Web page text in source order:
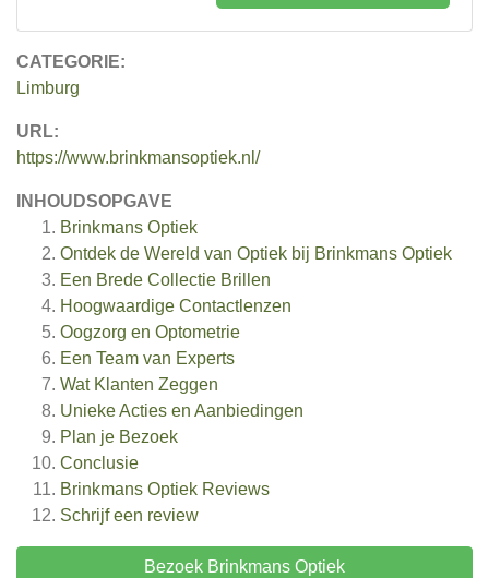
CATEGORIE:
Limburg
URL:
https://www.brinkmansoptiek.nl/
INHOUDSOPGAVE
Brinkmans Optiek
Ontdek de Wereld van Optiek bij Brinkmans Optiek
Een Brede Collectie Brillen
Hoogwaardige Contactlenzen
Oogzorg en Optometrie
Een Team van Experts
Wat Klanten Zeggen
Unieke Acties en Aanbiedingen
Plan je Bezoek
Conclusie
Brinkmans Optiek Reviews
Schrijf een review
Bezoek Brinkmans Optiek